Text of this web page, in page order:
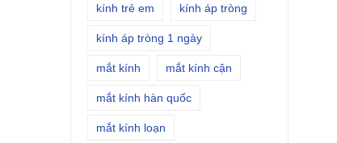
kính trẻ em kính áp tròng
kính áp tròng 1 ngày
mắt kính mắt kính cận
mắt kính hàn quốc
mắt kính loạn